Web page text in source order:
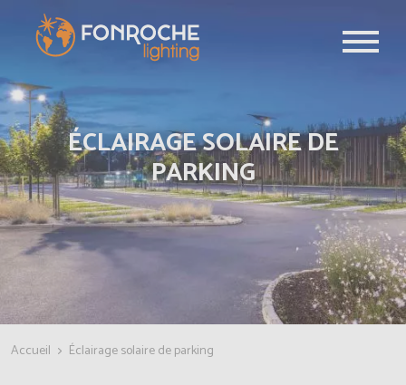
Aller au contenu principal
ÉCLAIRAGE SOLAIRE DE
PARKING
Accueil Éclairage solaire de parking